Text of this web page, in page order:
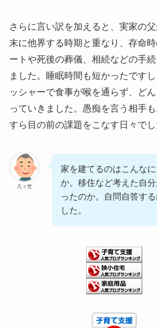
さらに言い訳を加えると、実家の
末に他界する時期と重なり、存命
ートや死後の葬儀、相続などの手
ました。睡眠時間も短かったです
ッシャーで食事が喉を通らず、ど
っていきました。愚痴を言う相手
すら目の前の課題をこなす日々でし
凡々梵
家を建てるのはこんな
か。移住など考えた自
ったのか。自問自答す
した。